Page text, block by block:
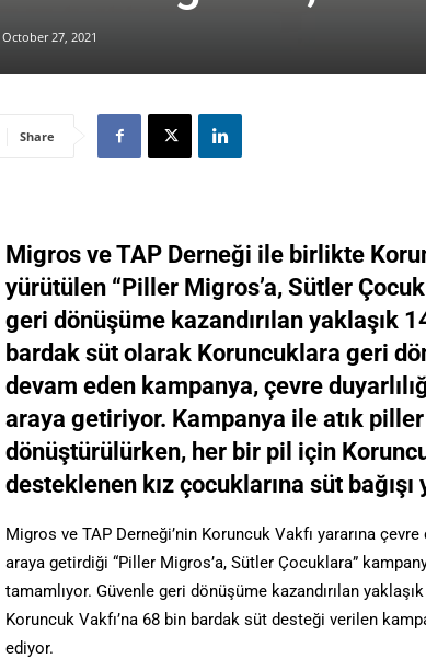
October 27, 2021
Share
Migros ve TAP Derneği ile birlikte
yürütülen “Piller Migros’a, Sütler
geri dönüşüme kazandırılan yaklaşık
bardak süt olarak Koruncuklara geri
devam eden kampanya, çevre
araya getiriyor. Kampanya ile atık
dönüştürülürken, her bir pil için
desteklenen kız çocuklarına süt bağışı
Migros ve TAP Derneği’nin Koruncuk Vakfı yararına çevre
araya getirdiği “Piller Migros’a, Sütler Çocuklara”
tamamlıyor. Güvenle geri dönüşüme kazandırılan
Koruncuk Vakfı’na 68 bin bardak süt desteği verilen
ediyor.